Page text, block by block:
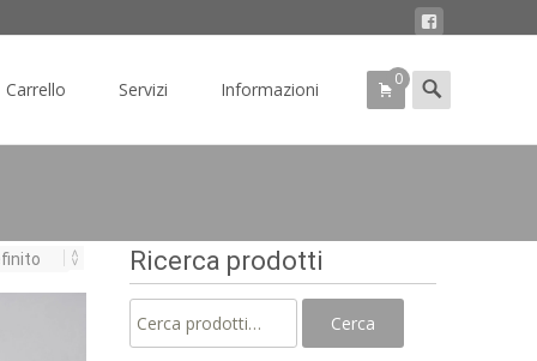
Carrello Servizi Informazioni 0
Search
for:
Ricerca prodotti
Cerca: Cerca